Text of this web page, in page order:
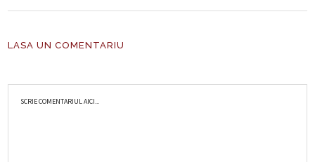
LASA UN COMENTARIU